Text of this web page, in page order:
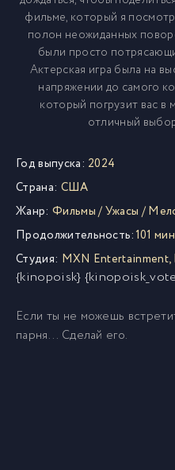
фильме, который я
полон неожиданных
были просто
Актерская игра была на
напряжении до самого
который погрузит вас в
отличный
Год выпуска: 2024
Страна: США
Жанр: Фильмы/Ужасы /
Продолжительность:101
Студия: MXN Entertainment,
{kinopoisk}
Если ты не можешь
парня... Сделай его.